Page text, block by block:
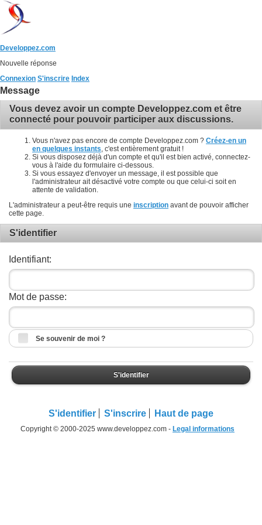
Developpez.com
Nouvelle réponse
Connexion S'inscrire Index
Message
Vous devez avoir un compte Developpez.com et être
connecté pour pouvoir participer aux discussions.
Vous n'avez pas encore de compte Developpez.com ? Créez-en un
en quelques instants , c'est entièrement gratuit !
Si vous disposez déjà d'un compte et qu'il est bien activé, connectez-
vous à l'aide du formulaire ci-dessous.
Si vous essayez d'envoyer un message, il est possible que
l'administrateur ait désactivé votre compte ou que celui-ci soit en
attente de validation.
L'administrateur a peut-être requis une inscription avant de pouvoir afficher
cette page.
S'identifier
Identifiant:
Mot de passe:
Se souvenir de moi ?
S'identifier
S'identifier S'inscrire Haut de page
Copyright © 2000-2025 www.developpez.com - Legal informations